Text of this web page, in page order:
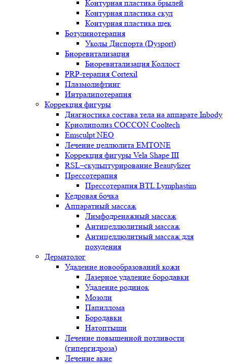
Контурная пластика брылей
Контурная пластика скул
Контурная пластика щек
Ботулинотерапия
Уколы Диспорта (Dysport)
Биоревитализация
Биоревитализация Коллост
PRP-терапия Cortexil
Плазмолифтинг
Интралипотерапия
Коррекция фигуры
Диагностика состава тела на аппарате Inbody
Криолиполиз COCCON Cooltech
Emsculpt NEO
Лечение целлюлита EMTONE
Коррекция фигуры Vela Shape III
RSL–скульптурирование Beautylizer
Прессотерапия
Прессотерапия BTL Lymphastim
Кедровая бочка
Аппаратный массаж
Лимфодренажный массаж
Антицеллюлитный массаж
Антицеллюлитный массаж для
похудения
Дерматолог
Удаление новообразований кожи
Лазерное удаление бородавки
Удаление родинок
Мозоли
Папиллома
Бородавки
Натоптыши
Лечение повышенной потливости
(гипергидроза)
Лечение акне